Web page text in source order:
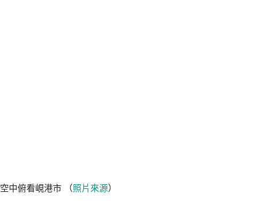
空中俯看峴港市 （照片來源）